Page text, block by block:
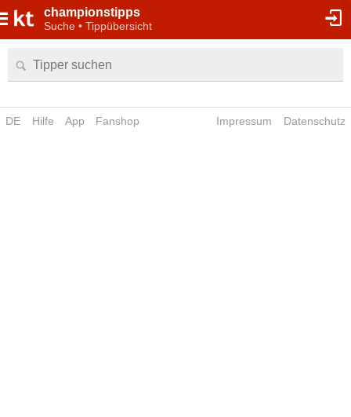
championstipps
Suche • Tippübersicht
DE Hilfe App Fanshop Impressum Datenschutz